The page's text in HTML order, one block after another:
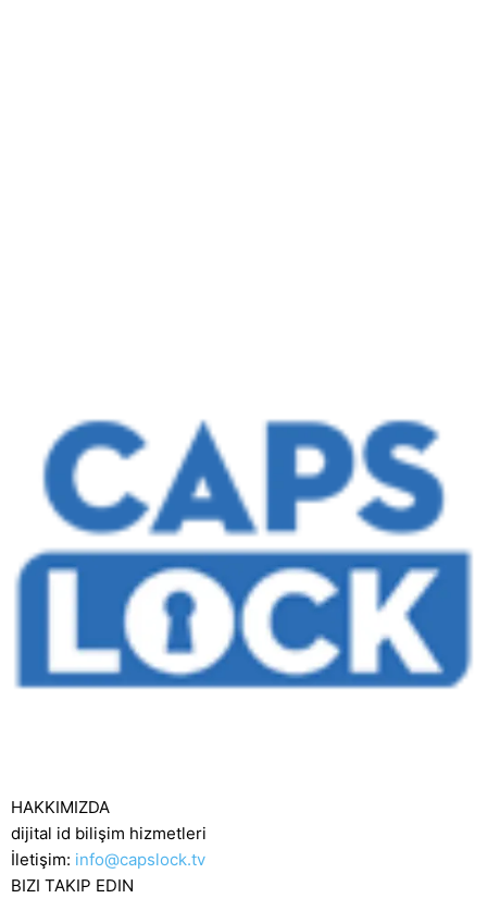
HAKKIMIZDA
dijital id bilişim hizmetleri
İletişim: info@capslock.tv
BIZI TAKIP EDIN